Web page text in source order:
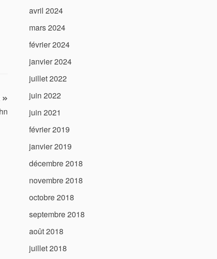
avril 2024
mars 2024
février 2024
janvier 2024
juillet 2022
juin 2022
juin 2021
février 2019
janvier 2019
décembre 2018
novembre 2018
octobre 2018
septembre 2018
août 2018
juillet 2018